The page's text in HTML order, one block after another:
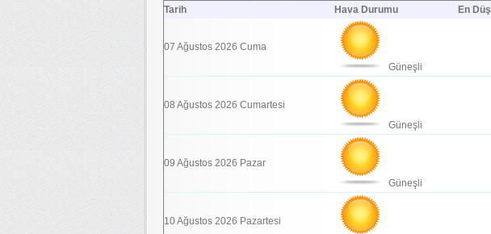
Tarih Hava Durumu En
07 Ağustos 2026 Cuma
Güneşli
08 Ağustos 2026 Cumartesi
Güneşli
09 Ağustos 2026 Pazar
Güneşli
10 Ağustos 2026 Pazartesi